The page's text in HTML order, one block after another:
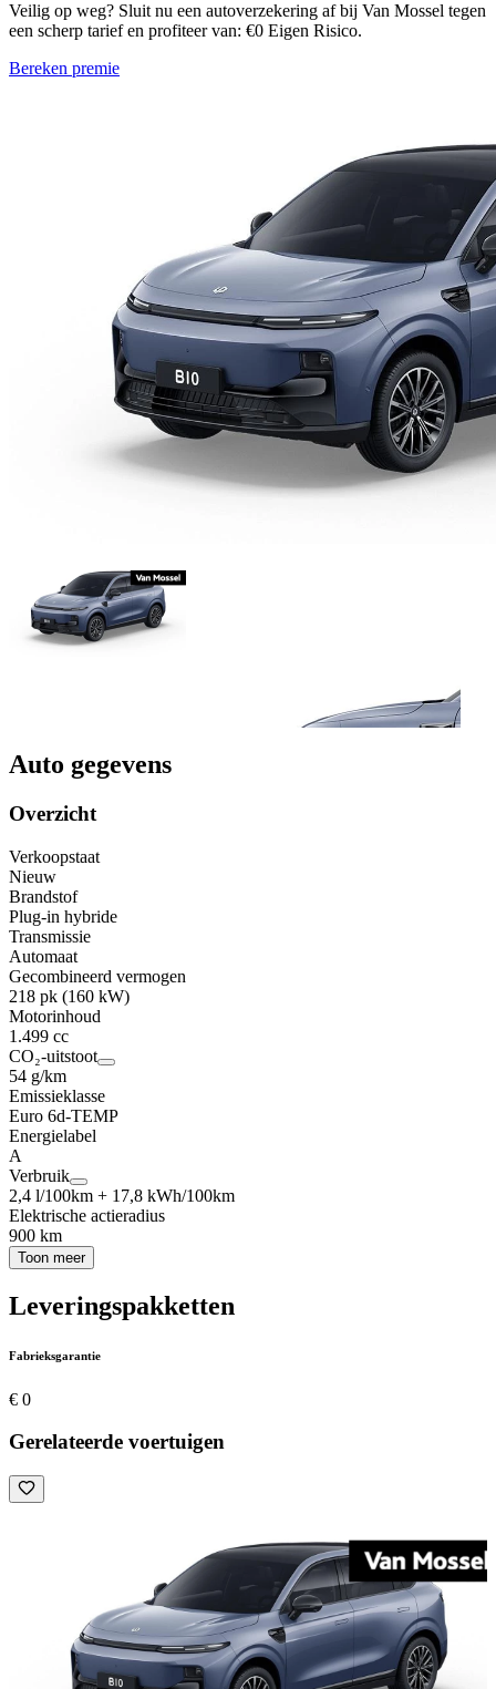
Veilig op weg? Sluit nu een autoverzekering af bij Van Mossel tegen
een scherp tarief en profiteer van: €0 Eigen Risico.
Bereken premie
Auto gegevens
Overzicht
Verkoopstaat
Nieuw
Brandstof
Plug-in hybride
Transmissie
Automaat
Gecombineerd vermogen
218 pk (160 kW)
Motorinhoud
1.499 cc
CO₂-uitstoot
54 g/km
Emissieklasse
Euro 6d-TEMP
Energielabel
A
Verbruik
2,4 l/100km + 17,8 kWh/100km
Elektrische actieradius
900 km
Toon meer
Leveringspakketten
Fabrieksgarantie
€ 0
Gerelateerde voertuigen